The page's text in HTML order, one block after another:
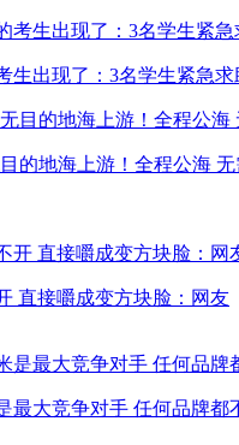
生出现了：3名学生紧急求
的地海上游！全程公海
直接嚼成变方块脸：网友
最大竞争对手 任何品牌都